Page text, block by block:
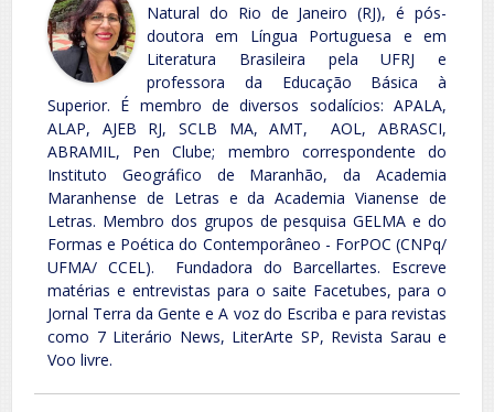
Natural do Rio de Janeiro (RJ), é pós-
doutora em Língua Portuguesa e em
Literatura Brasileira pela UFRJ e
professora da Educação Básica à
Superior. É membro de diversos sodalícios: APALA,
ALAP, AJEB RJ, SCLB MA, AMT, AOL, ABRASCI,
ABRAMIL, Pen Clube; membro correspondente do
Instituto Geográfico de Maranhão, da Academia
Maranhense de Letras e da Academia Vianense de
Letras. Membro dos grupos de pesquisa GELMA e do
Formas e Poética do Contemporâneo - ForPOC (CNPq/
UFMA/ CCEL). Fundadora do Barcellartes. Escreve
matérias e entrevistas para o saite Facetubes, para o
Jornal Terra da Gente e A voz do Escriba e para revistas
como 7 Literário News, LiterArte SP, Revista Sarau e
Voo livre.